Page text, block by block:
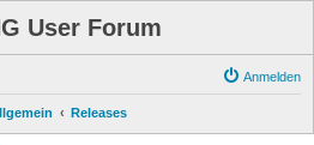
User Forum
Anmelden
Releases